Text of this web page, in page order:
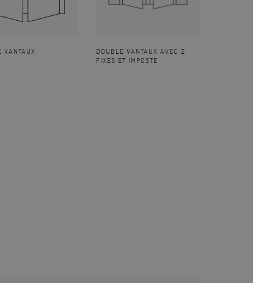
VANTAUX
DOUBLE VANTAUX AVEC 2
FIXES ET IMPOSTE